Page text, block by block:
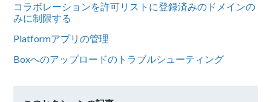
コラボレーションを許可リストに登録済みのドメインの
みに制限する
Platformアプリの管理
Boxへのアップロードのトラブルシューティング